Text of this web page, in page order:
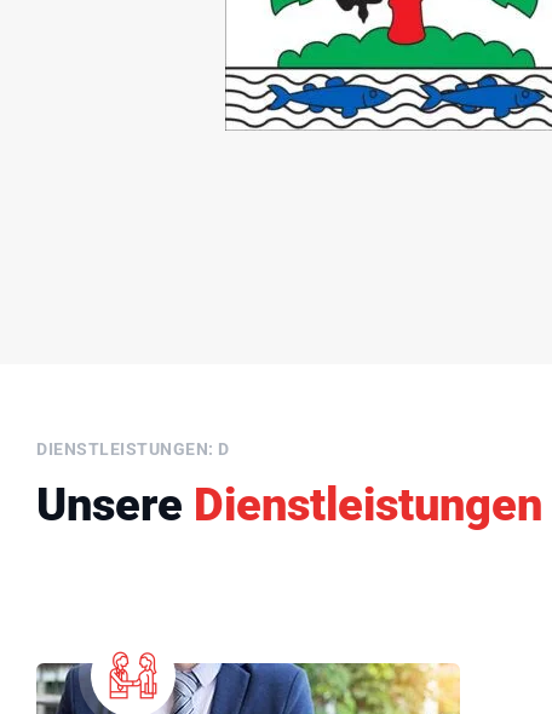
DIENSTLEISTUNGEN: D
Unsere Dienstleistungen